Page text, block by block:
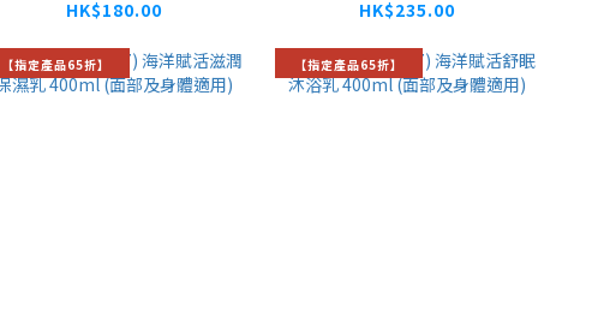
HK$180.00
用)
HK$235.00
【指定產品65折】 【指定產品65折】